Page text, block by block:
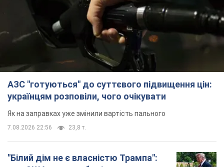
АЗС "готуються" до суттєвого підвищення цін:
українцям розповіли, чого очікувати
Як на заправках уже змінили вартість пального
7.08.2026 22:56 23,8 т.
"Білий дім не є власністю Трампа":